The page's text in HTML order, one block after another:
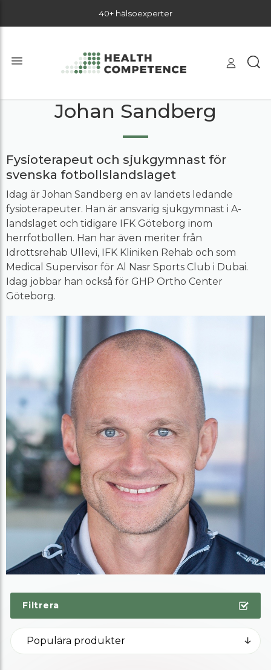
40+ hälsoexperter
Johan Sandberg
Fysioterapeut och sjukgymnast för
svenska fotbollslandslaget
Idag är Johan Sandberg en av landets ledande
fysioterapeuter. Han är ansvarig sjukgymnast i A-
landslaget och tidigare IFK Göteborg inom
herrfotbollen. Han har även meriter från
Idrottsrehab Ullevi, IFK Kliniken Rehab och som
Medical Supervisor för Al Nasr Sports Club i Dubai.
Idag jobbar han också för GHP Ortho Center
Göteborg.
Filtrera